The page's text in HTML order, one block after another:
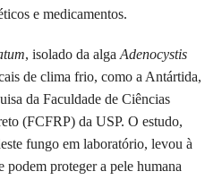
e medicamentos.
, isolado da algaAdenocystis
de clima frio, como a Antártida,
da Faculdade de Ciências
(FCFRP) da USP. O estudo,
fungo em laboratório, levou à
podem proteger a pele humana